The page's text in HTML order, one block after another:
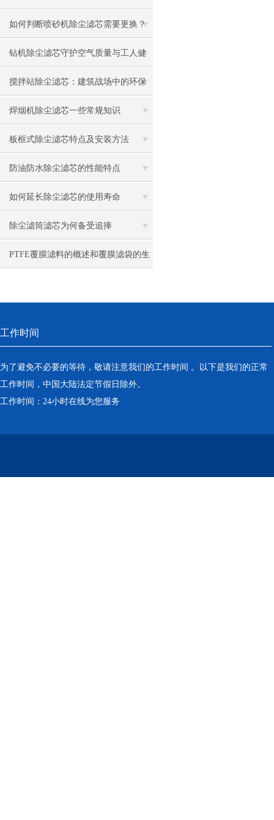
实防线
如何判断喷砂机除尘滤芯需要更换？
钻机除尘滤芯守护空气质量与工人健
康
搅拌站除尘滤芯：建筑战场中的环保
卫士
焊烟机除尘滤芯一些常规知识
板框式除尘滤芯特点及安装方法
防油防水除尘滤芯的性能特点
如何延长除尘滤芯的使用寿命
除尘滤筒滤芯为何备受追捧
PTFE覆膜滤料的概述和覆膜滤袋的生
工作时间
为了避免不必要的等待，敬请注意我们的工作时间 。以下是我们的正常
工作时间，中国大陆法定节假日除外。
工作时间：24小时在线为您服务